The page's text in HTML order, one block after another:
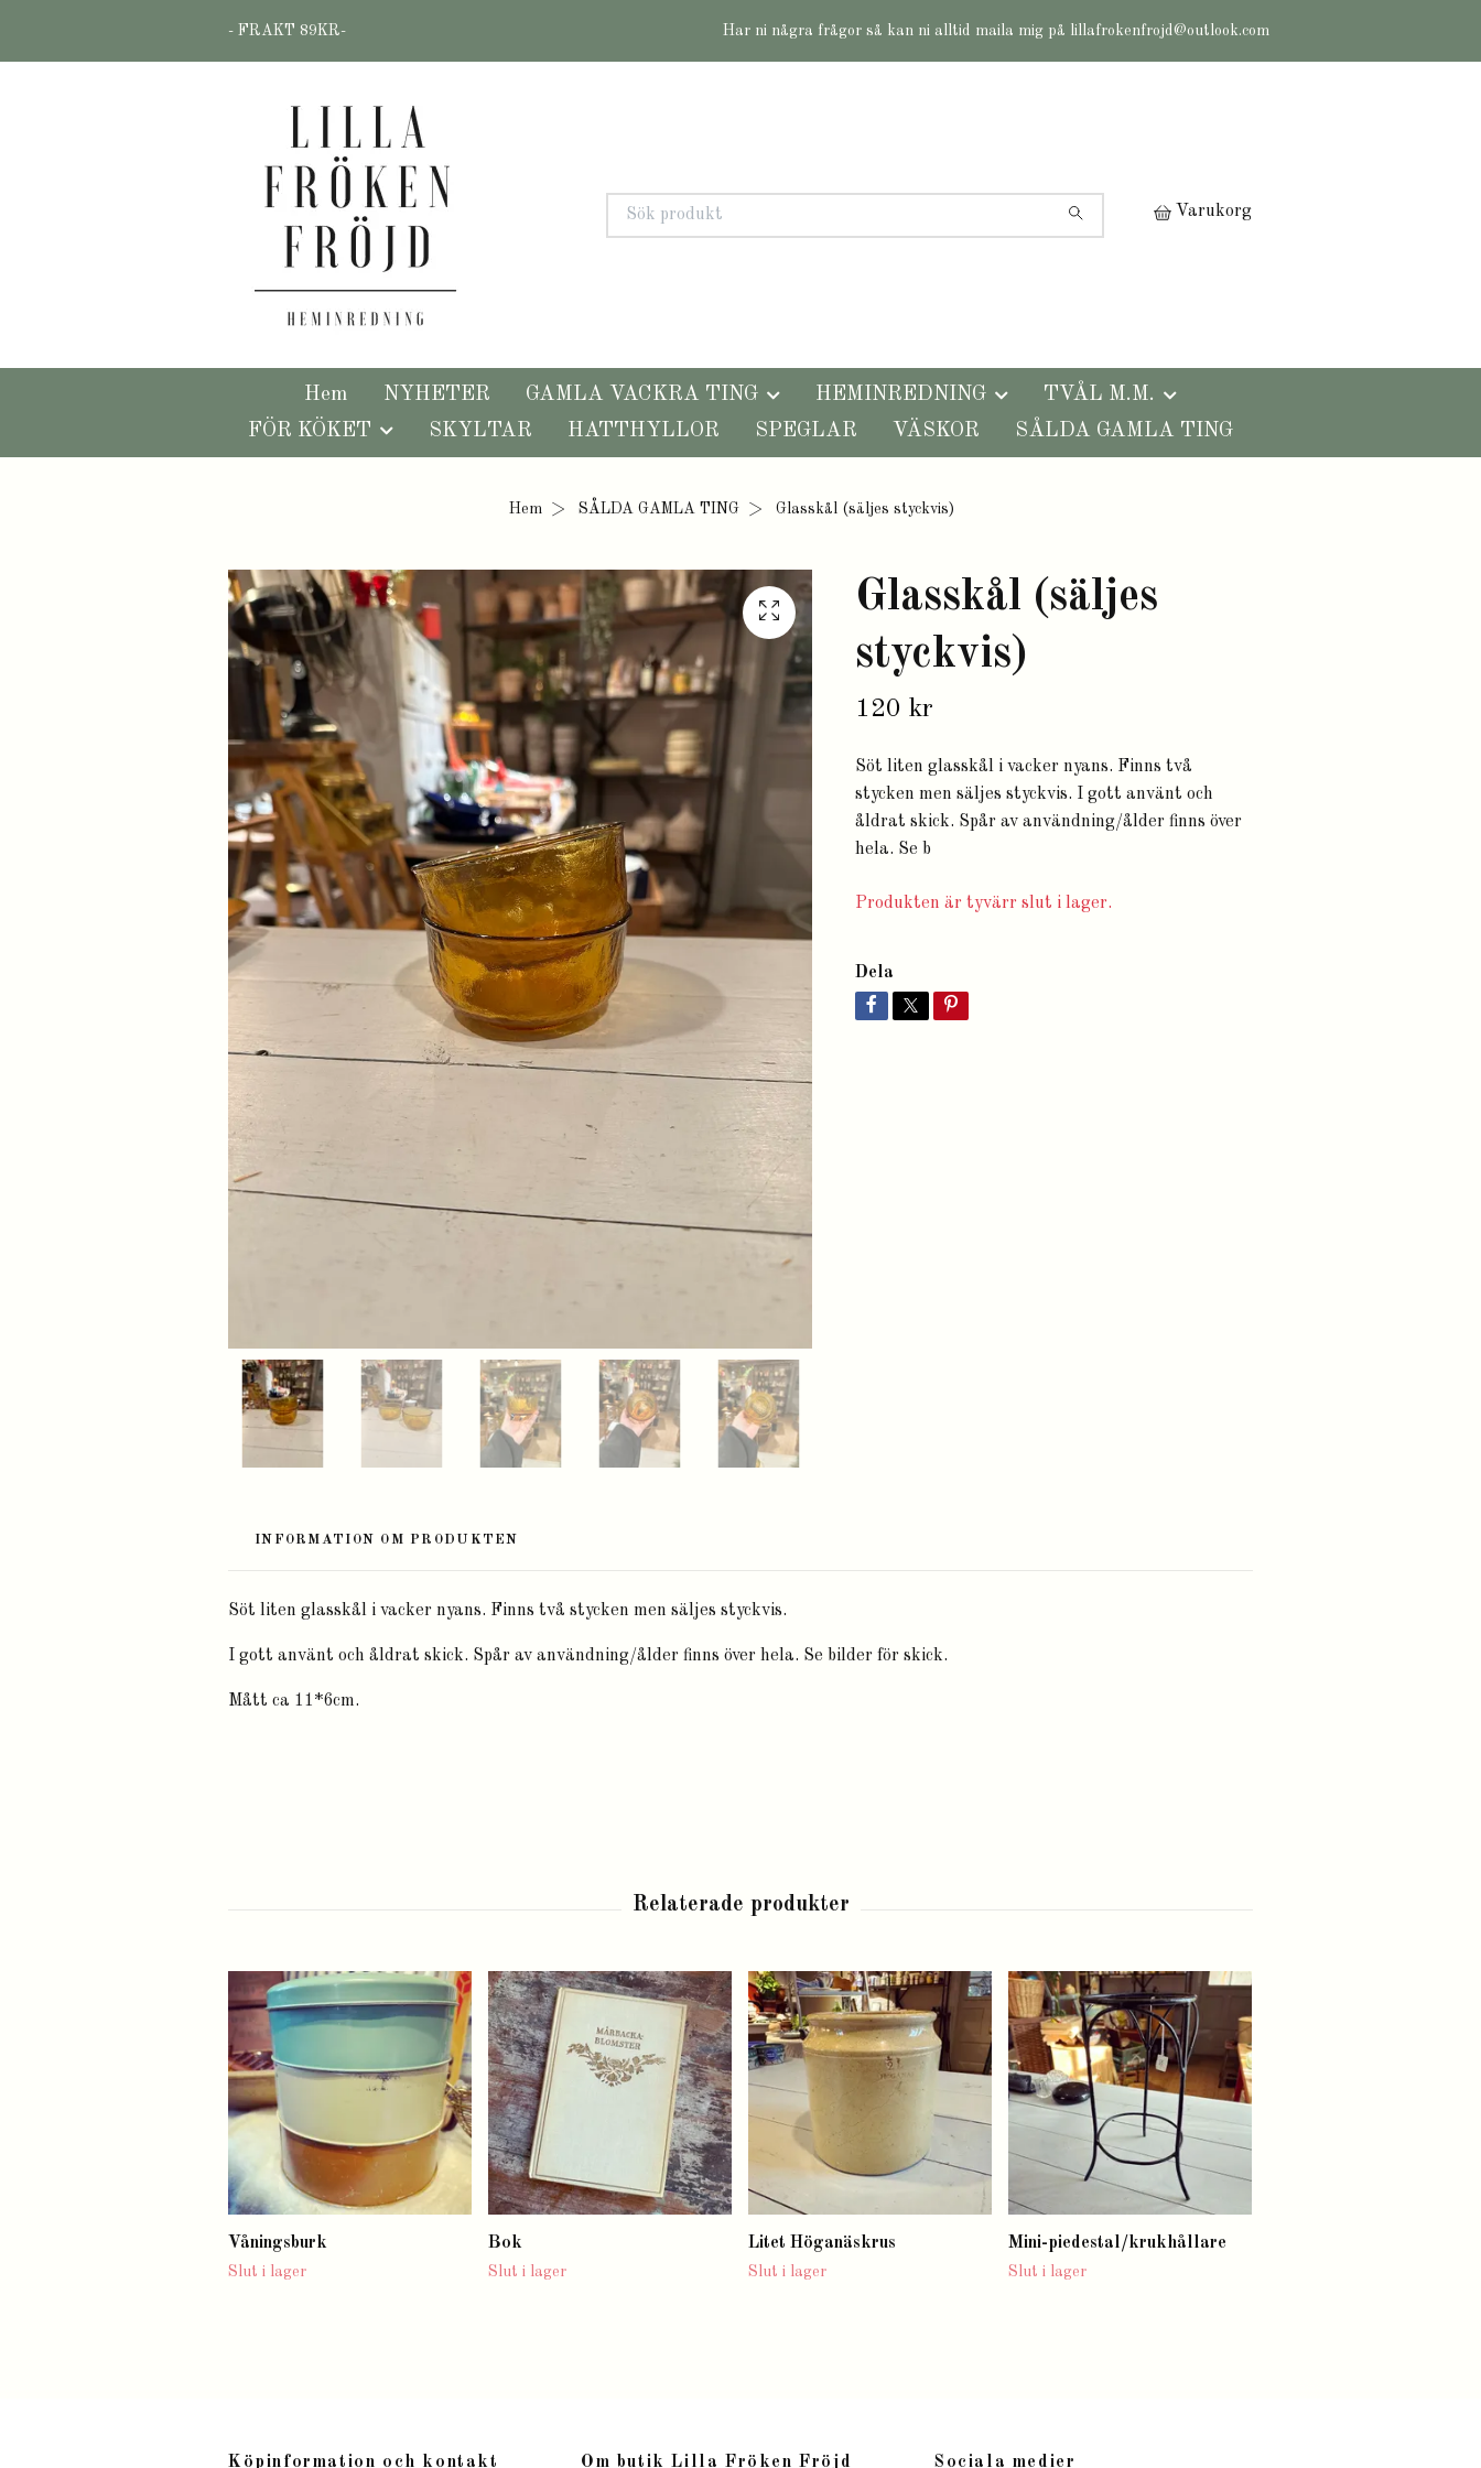
- FRAKT 89KR- Har ni några frågor så kan ni alltid maila mig på lillafrokenfrojd@outlook.com
Varukorg
Hem NYHETER GAMLA VACKRA TING HEMINREDNING
TVÅL M.M.
FÖR KÖKET
SKYLTAR HATTHYLLOR SPEGLAR VÄSKOR SÅLDA GAMLA TING
Hem SÅLDA GAMLA TING Glasskål (säljes styckvis)
Glasskål (säljes
styckvis)
120 kr
Söt liten glasskål i vacker nyans. Finns två
stycken men säljes styckvis. I gott använt och
åldrat skick. Spår av användning/ålder finns över
hela. Se b
Produkten är tyvärr slut i lager.
Dela
INFORMATION OM PRODUKTEN
Söt liten glasskål i vacker nyans. Finns två stycken men säljes styckvis.
I gott använt och åldrat skick. Spår av användning/ålder finns över hela. Se bilder för skick.
Mått ca 11*6cm.
Våningsburk
Slut i lager
Bok
Slut i lager
Litet Höganäskrus
Slut i lager
Mini-piedestal/krukhållare
Slut i lager
Köpinformation och kontakt Om butik Lilla Fröken Fröjd Sociala medier